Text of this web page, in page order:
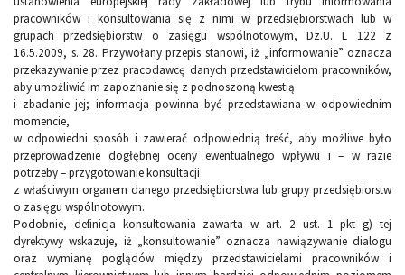
pracowników i konsultowania się z nimi w przedsiębiorstwach lub w
grupach przedsiębiorstw o zasięgu wspólnotowym, Dz.U. L 122 z
16.5.2009, s. 28. Przywołany przepis stanowi, iż „informowanie” oznacza
przekazywanie przez pracodawcę danych przedstawicielom pracowników,
aby umożliwić im zapoznanie się z podnoszoną kwestią
i zbadanie jej; informacja powinna być przedstawiana w odpowiednim
momencie,
w odpowiedni sposób i zawierać odpowiednią treść, aby możliwe było
przeprowadzenie dogłębnej oceny ewentualnego wpływu i – w razie
potrzeby – przygotowanie konsultacji
z właściwym organem danego przedsiębiorstwa lub grupy przedsiębiorstw
o zasięgu wspólnotowym.
Podobnie, definicja konsultowania zawarta w art. 2 ust. 1 pkt g) tej
dyrektywy wskazuje, iż „konsultowanie” oznacza nawiązywanie dialogu
oraz wymianę poglądów między przedstawicielami pracowników i